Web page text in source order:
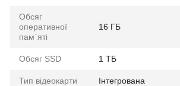
Обсяг
оперативної
пам`яті
16 ГБ
Обсяг SSD 1 ТБ
Тип відеокарти Інтегрована